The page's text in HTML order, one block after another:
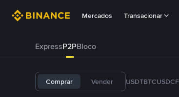
Mercados Transacionar
ExpressP2PBloco
Comprar Vender USDTBTCUSDC